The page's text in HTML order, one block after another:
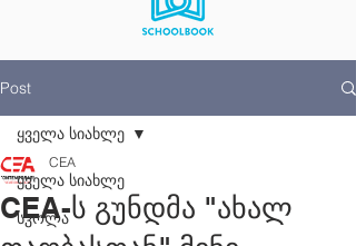
Post
ყველა სიახლე
სკოლა
ყველა სიახლე
CEA-ს გუნდმა "ახალ
CEA